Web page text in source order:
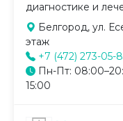
диагностике и
Белгород, ул.
этаж
+7 (472) 273-05-
Пн-Пт:
15:00